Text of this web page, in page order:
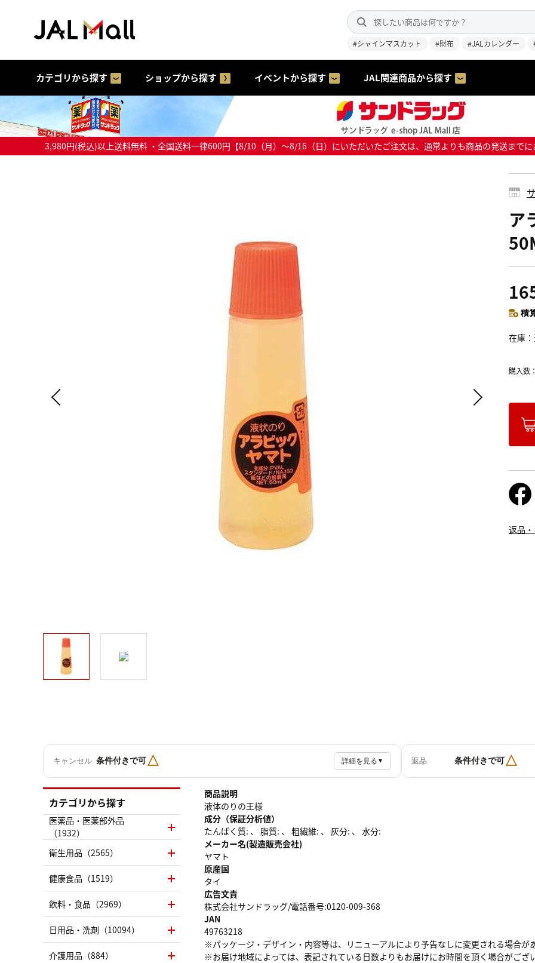
#シャインマスカット #財布 #JALカレンダー
カテゴリから探す ショップから探す イベントから探す JAL関連商品から探す
3,980円(税込)以上送料無料 ・全国送料一律600円【8/10（月）～8/16（日）にいただいたご注文は、通常よりも商品の発送まで
ア
積
在庫
購入数
返品
キャンセル 条件付きで可△ 詳細を見る ▼ 返品 条件付きで可△
商品説明
液体のりの王様
成分（保証分析値）
たんぱく質: 、 脂質: 、 粗繊維: 、 灰分: 、 水分:
メーカー名(製造販売会社)
ヤマト
原産国
タイ
広告文責
株式会社サンドラッグ/電話番号:0120-009-368
JAN
49763218
※パッケージ・デザイン・内容等は、リニューアルにより予告なしに変更される場合が
※お届け地域によっては、表記されている日数よりもお届けにお時間を頂く場合がござ
カテゴリから探す
医薬品・医薬部外品
（1932）
衛生用品（2565）
健康食品（1519）
飲料・食品（2969）
日用品・洗剤（10094）
介護用品（884）